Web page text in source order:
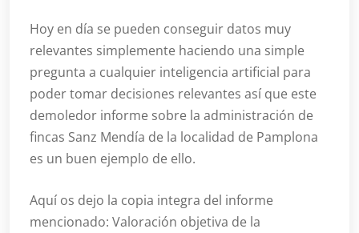
Hoy en día se pueden conseguir datos muy
relevantes simplemente haciendo una simple
pregunta a cualquier inteligencia artificial para
poder tomar decisiones relevantes así que este
demoledor informe sobre la administración de
fincas Sanz Mendía de la localidad de Pamplona
es un buen ejemplo de ello.
Aquí os dejo la copia integra del informe
mencionado: Valoración objetiva de la